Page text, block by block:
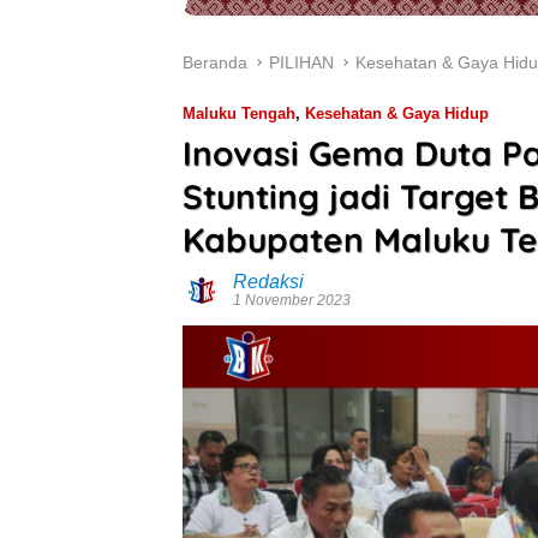
Beranda PILIHAN Kesehatan & Gaya
Maluku Tengah, Kesehatan & Gaya Hidup
Inovasi Gema Duta
Stunting jadi Target
Kabupaten Maluku
Redaksi
1 November 2023